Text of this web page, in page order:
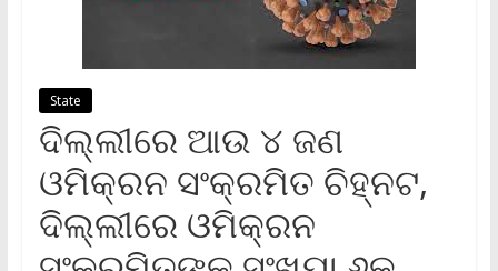
State
ଦିଲ୍ଲୀରେ ଆଉ ୪ ଜଣ
ଓମିକ୍ରନ ସଂକ୍ରମିତ ଚିହ୍ନଟ,
ଦିଲ୍ଲୀରେ ଓମିକ୍ରନ